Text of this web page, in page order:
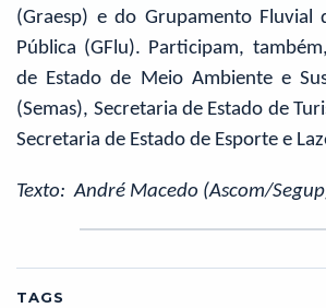
(Graesp) e do Grupamento Fluvial
Pública (GFlu). Participam,
de Estado de Meio Ambiente e
(Semas), Secretaria de Estado de
Secretaria de Estado de Esporte e
Texto: André Macedo (Ascom/
TAGS